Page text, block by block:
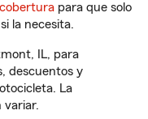
para que solo
la necesita.
IL, para
descuentos y
La
variar.